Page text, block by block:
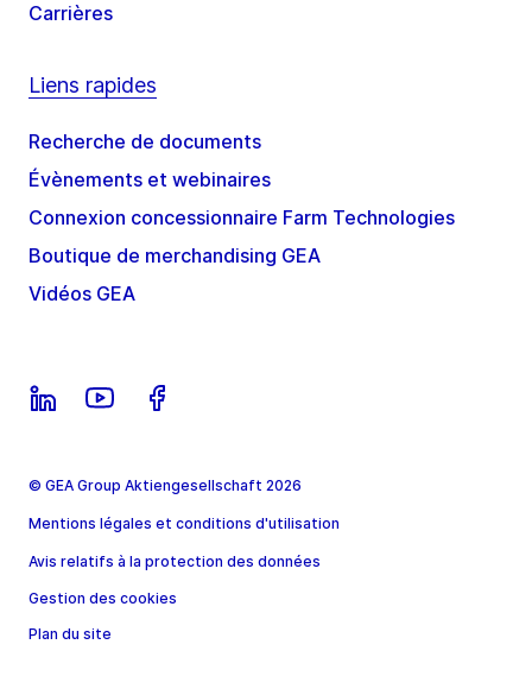
Carrières
Liens rapides
Recherche de documents
Évènements et webinaires
Connexion concessionnaire Farm Technologies
Boutique de merchandising GEA
Vidéos GEA
© GEA Group Aktiengesellschaft 2026
Mentions légales et conditions d'utilisation
Avis relatifs à la protection des données
Gestion des cookies
Plan du site